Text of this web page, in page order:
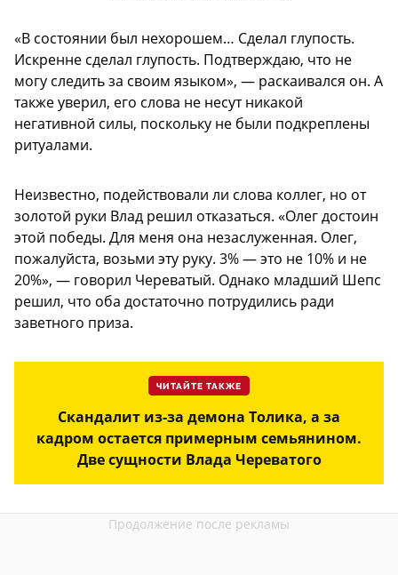
«В состоянии был нехорошем… Сделал глупость.
Искренне сделал глупость. Подтверждаю, что не
могу следить за своим языком», — раскаивался он. А
также уверил, его слова не несут никакой
негативной силы, поскольку не были подкреплены
ритуалами.
Неизвестно, подействовали ли слова коллег, но от
золотой руки Влад решил отказаться. «Олег достоин
этой победы. Для меня она незаслуженная. Олег,
пожалуйста, возьми эту руку. 3% — это не 10% и не
20%», — говорил Череватый. Однако младший Шепс
решил, что оба достаточно потрудились ради
заветного приза.
ЧИТАЙТЕ ТАКЖЕ
Скандалит из-за демона Толика, а за
кадром остается примерным семьянином.
Две сущности Влада Череватого